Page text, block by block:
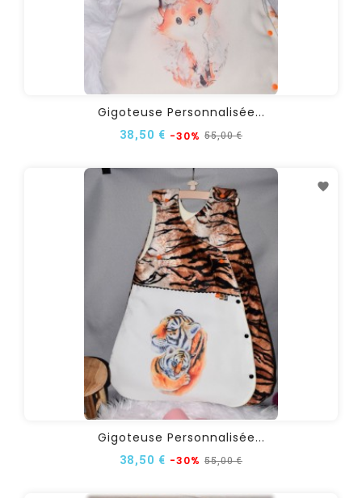
Gigoteuse Personnalisée...
38,50 € -30% 55,00 €
Gigoteuse Personnalisée...
38,50 € -30% 55,00 €